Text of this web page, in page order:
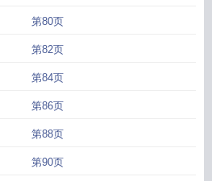
第80页
第82页
第84页
第86页
第88页
第90页